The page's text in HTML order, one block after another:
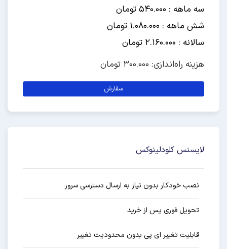
سه ماهه : 540.000 تومان
شش ماهه : 1.080.000 تومان
سالانه : 2.160.000 تومان
هزینه راه‌اندازی: 300.000 تومان
سفارش
لایسنس کلودلینوکس
نصب خودکار بدون نیاز به ارسال دسترسی سرور
تحویل فوری پس از خرید
قابلیت تغییر ای پی بدون محدودیت تغییر